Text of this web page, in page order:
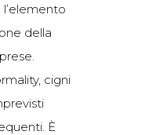
della
cigni
È